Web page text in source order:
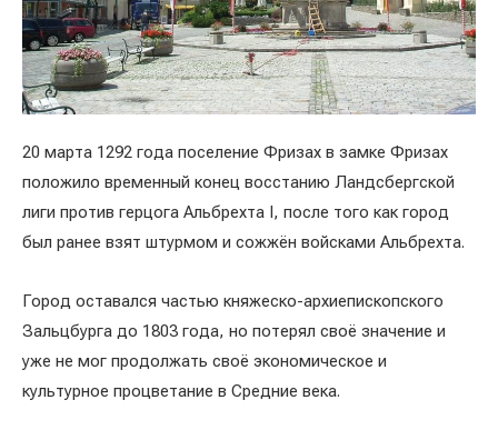
20 марта 1292 года поселение Фризах в замке Фризах
положило временный конец восстанию Ландсбергской
лиги против герцога Альбрехта I, после того как город
был ранее взят штурмом и сожжён войсками Альбрехта.
Город оставался частью княжеско-архиепископского
Зальцбурга до 1803 года, но потерял своё значение и
уже не мог продолжать своё экономическое и
культурное процветание в Средние века.